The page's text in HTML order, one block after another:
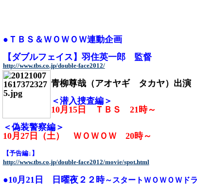
●ＴＢＳ＆ＷＯＷＯＷ連動企画
【ダブルフェイス】羽住英一郎 監督
http://www.tbs.co.jp/double-face2012/
青柳尊哉（アオヤギ タカヤ）出演
＜潜入捜査編＞
10月15日 ＴＢＳ 21時～
＜偽装警察編＞
10月27日（土） ＷＯＷＯＷ 20時～
【予告編↓】
http://www.tbs.co.jp/double-face2012/movie/spot.html
●10月21日 日曜夜２２時～スタートＷＯＷＯＷド